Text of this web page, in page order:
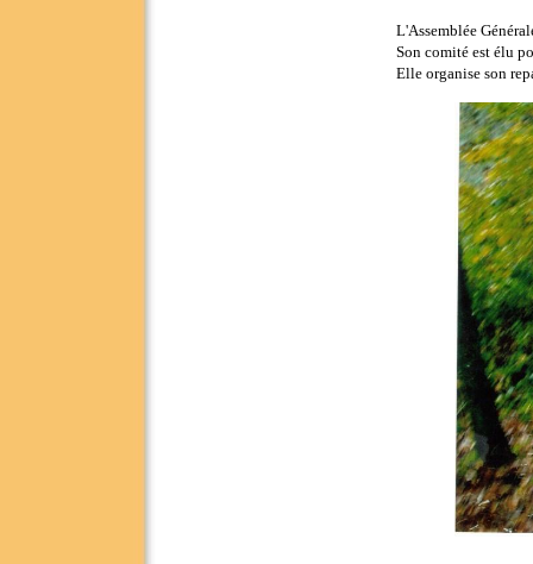
L'Assemblée
Son comité est élu
Elle organise son